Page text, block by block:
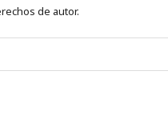
de autor.